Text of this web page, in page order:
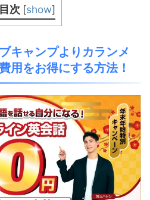
目次 [show]
キャンプよりカランメ
用をお得にする方法！